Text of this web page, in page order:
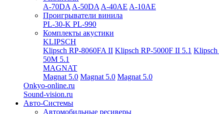
A-70DA A-50DA A-40AE A-10AE
Проигрыватели винила
PL-30-K PL-990
Комплекты акустики
KLIPSCH
Klipsch RP-8060FA II Klipsch RP-5000F II 5.1 Klipsch
50M 5.1
MAGNAT
Magnat 5.0 Magnat 5.0 Magnat 5.0
Onkyo-online.ru
Sound-vision.ru
Авто-Системы
Автомобильные ресиверы